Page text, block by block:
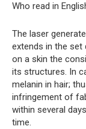
Who read in
The laser
extends in the
on a skin the
its structures. In
melanin in hair;
infringement of
within several
time.